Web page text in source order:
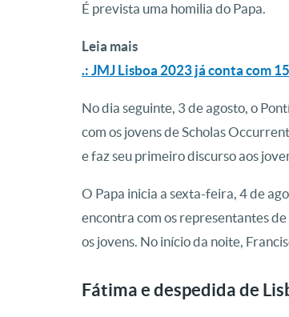
É prevista uma homilia do Papa.
Leia mais
.: JMJ Lisboa 2023 já conta com
No dia seguinte, 3 de agosto, o
com os jovens de Scholas
e faz seu primeiro discurso aos
O Papa inicia a sexta-feira, 4 de
encontra com os representantes
os jovens. No início da noite,
Fátima e despedida de